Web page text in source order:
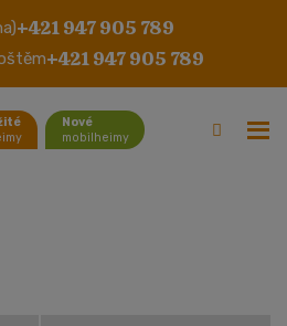
+421 947 905 789
+421 947 905 789
Nové
mobilheimy
Gray White